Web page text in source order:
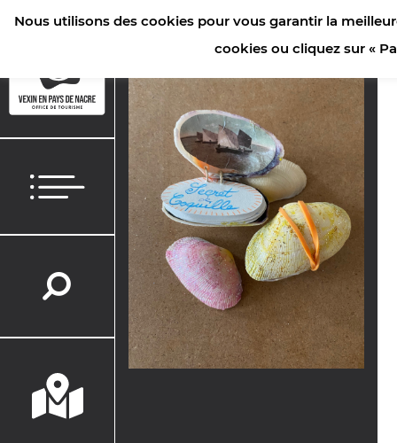
ACCUEIL>AGENDA>JEU(X)DIS D’ÉTÉ | ATELIER CRÉATIF
Nous utilisons des cookies pour vous garantir la
cookies ou cliquez sur «